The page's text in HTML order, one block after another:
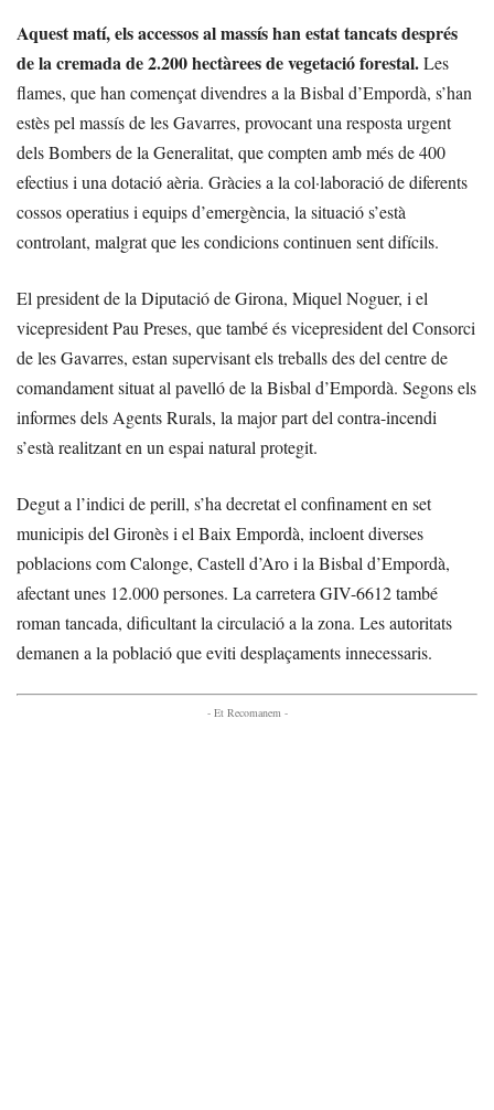
Aquest matí, els accessos al massís han estat tancats després
de la cremada de 2.200 hectàrees de vegetació forestal.Les
flames, que han començat divendres a la Bisbal d’Empordà, s’han
estès pel massís de les Gavarres, provocant una resposta urgent
dels Bombers de la Generalitat, que compten amb més de 400
efectius i una dotació aèria. Gràcies a la col·laboració de diferents
cossos operatius i equips d’emergència, la situació s’està
controlant, malgrat que les condicions continuen sent difícils.
El president de la Diputació de Girona, Miquel Noguer, i el
vicepresident Pau Preses, que també és vicepresident del Consorci
de les Gavarres, estan supervisant els treballs des del centre de
comandament situat al pavelló de la Bisbal d’Empordà. Segons els
informes dels Agents Rurals, la major part del contra-incendi
s’està realitzant en un espai natural protegit.
Degut a l’indici de perill, s’ha decretat el confinament en set
municipis del Gironès i el Baix Empordà, incloent diverses
poblacions com Calonge, Castell d’Aro i la Bisbal d’Empordà,
afectant unes 12.000 persones. La carretera GIV-6612 també
roman tancada, dificultant la circulació a la zona. Les autoritats
demanen a la població que eviti desplaçaments innecessaris.
- Et Recomanem -